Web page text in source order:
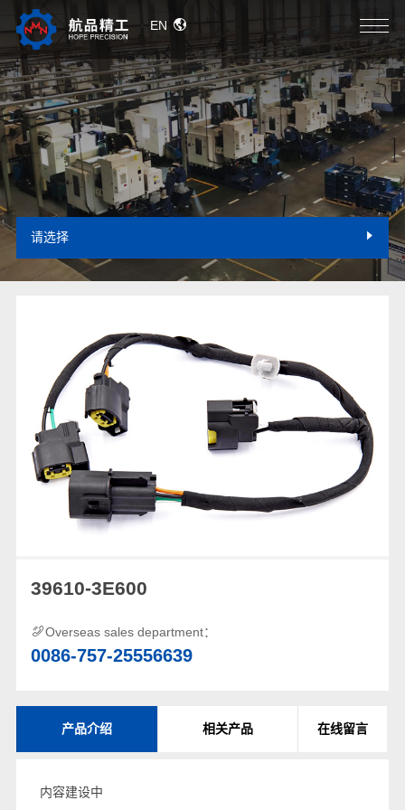
EN
请选择
39610-3E600
Overseas sales department：
0086-757-25556639
产品介绍 相关产品 在线留言
内容建设中